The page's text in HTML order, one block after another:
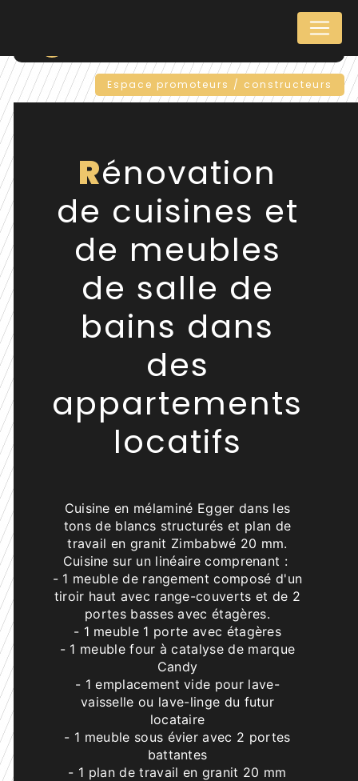
Rénovation
de cuisines et
de meubles
de salle de
bains dans
des
appartements
locatifs
Cuisine en mélaminé Egger dans les
tons de blancs structurés et plan de
travail en granit Zimbabwé 20 mm.
Cuisine sur un linéaire comprenant :
- 1 meuble de rangement composé d'un
tiroir haut avec range-couverts et de 2
portes basses avec étagères.
- 1 meuble 1 porte avec étagères
- 1 meuble four à catalyse de marque
Candy
- 1 emplacement vide pour lave-
vaisselle ou lave-linge du futur
locataire
- 1 meuble sous évier avec 2 portes
battantes
- 1 plan de travail en granit 20 mm
Espace promoteurs / constructeurs